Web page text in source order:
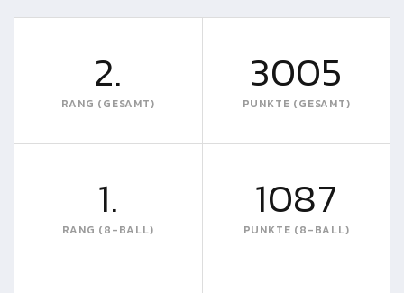
2.
RANG (GESAMT)
3005
PUNKTE (GESAMT)
1.
RANG (8-BALL)
1087
PUNKTE (8-BALL)